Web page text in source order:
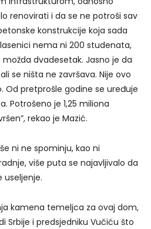
renovirati i da se ne potroši sav
konstrukcije koja sada
nema ni 200 studenata,
dvadesetak. Jasno je da
se ništa ne završava. Nije ovo
Od pretprošle godine se uređuje
Potrošeno je 1,25 miliona
rekao je Mazić.
ni ne spominju, kao ni
više puta se najavljivalo da
useljenje.
kamena temeljca za ovaj dom,
Srbije i predsjedniku Vučiću što